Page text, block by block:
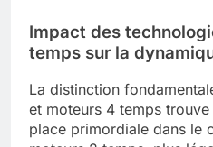
Impact des
temps sur la
La distinction
et moteurs 4 temps trouve
place primordiale dans le